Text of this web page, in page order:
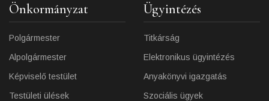
Önkormányzat
Polgármester
Alpolgármester
Képviselő testület
Testületi ülések
Ügyintézés
Titkárság
Elektronikus ügyintézés
Anyakönyvi igazgatás
Szociális ügyek